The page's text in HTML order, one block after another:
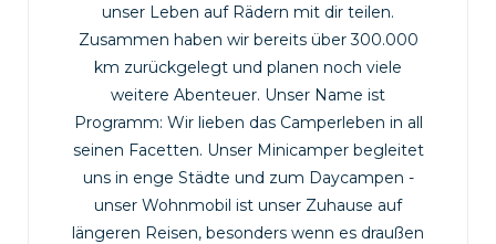
unser Leben auf Rädern mit dir teilen.
Zusammen haben wir bereits über 300.000
km zurückgelegt und planen noch viele
weitere Abenteuer. Unser Name ist
Programm: Wir lieben das Camperleben in all
seinen Facetten. Unser Minicamper begleitet
uns in enge Städte und zum Daycampen -
unser Wohnmobil ist unser Zuhause auf
längeren Reisen, besonders wenn es draußen